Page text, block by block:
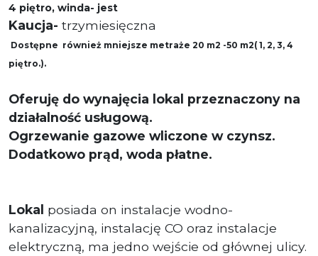
4 piętro, winda- jest
Kaucja- trzymiesięczna
Dostępne również mniejsze metraże 20 m2 -50 m2( 1, 2, 3, 4
piętro.).
Oferuję do wynajęcia lokal przeznaczony na
działalność usługową.
Ogrzewanie gazowe wliczone w czynsz.
Dodatkowo prąd, woda płatne.
Lokal posiada on instalacje wodno-
kanalizacyjną, instalację CO oraz instalacje
elektryczną, ma jedno wejście od głównej ulicy.